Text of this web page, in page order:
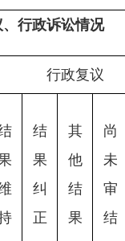
行政诉讼情况
行政复议
结
果
纠
正
其
他
结
果
尚
未
审
结